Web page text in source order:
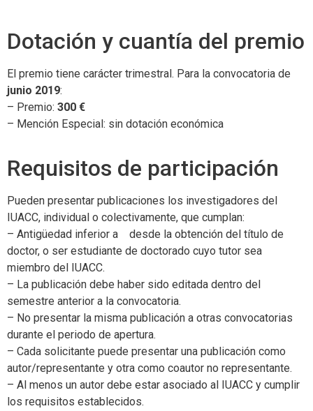
Dotación y cuantía del premio
El premio tiene carácter trimestral. Para la convocatoria de
junio 2019:
– Premio: 300 €
– Mención Especial: sin dotación económica
Requisitos de participación
Pueden presentar publicaciones los investigadores del
IUACC, individual o colectivamente, que cumplan:
– Antigüedad inferior a desde la obtención del título de
doctor, o ser estudiante de doctorado cuyo tutor sea
miembro del IUACC.
– La publicación debe haber sido editada dentro del
semestre anterior a la convocatoria.
– No presentar la misma publicación a otras convocatorias
durante el periodo de apertura.
– Cada solicitante puede presentar una publicación como
autor/representante y otra como coautor no representante.
– Al menos un autor debe estar asociado al IUACC y cumplir
los requisitos establecidos.